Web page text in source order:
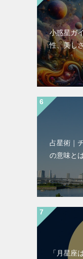
小惑星ガ
性、美し
占星術｜
の意味と
「月星座